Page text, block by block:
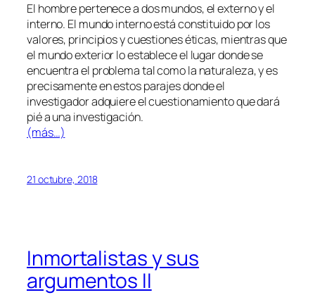
El hombre pertenece a dos mundos, el externo y el
interno. El mundo interno está constituido por los
valores, principios y cuestiones éticas, mientras que
el mundo exterior lo establece el lugar donde se
encuentra el problema tal como la naturaleza, y es
precisamente en estos parajes donde el
investigador adquiere el cuestionamiento que dará
pié a una investigación.
(más…)
21 octubre, 2018
Inmortalistas y sus
argumentos II